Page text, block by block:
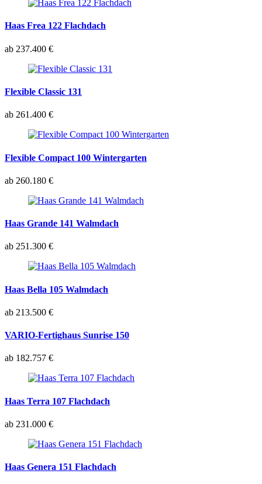
Haas Frea 122 Flachdach
ab 237.400 €
Flexible Classic 131
ab 261.400 €
Flexible Compact 100 Wintergarten
ab 260.180 €
Haas Grande 141 Walmdach
ab 251.300 €
Haas Bella 105 Walmdach
ab 213.500 €
VARIO-Fertighaus Sunrise 150
ab 182.757 €
Haas Terra 107 Flachdach
ab 231.000 €
Haas Genera 151 Flachdach